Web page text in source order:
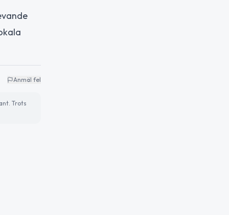
Anmäl fel
Trots